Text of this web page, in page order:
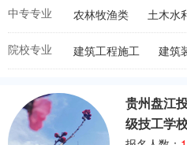
中专专业 农林牧渔类 土木水
能源与新能源类
加
轻纺食品类
交通运
医药卫生类
休闲保
教育类
司法服务类
高铁铁路类
幼儿师
院校专业 建筑工程施工 建筑
工程造价
建筑设备
建筑工程技术
建筑
建筑装饰工程技术
贵州盘江
级技工学